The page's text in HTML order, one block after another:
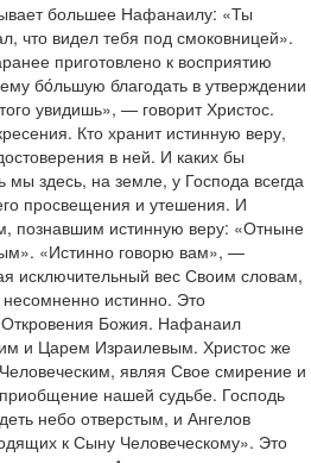
большее Нафанаилу: «Ты
что видел тебя под смоковницей».
приготовлено к восприятию
бóльшую благодать в утверждении
увидишь», — говорит Христос.
Кто хранит истинную веру,
в ней. И каких бы
мы здесь, на земле, у Господа всегда
просвещения и утешения. И
познавшим истинную веру: «Отныне
«Истинно говорю вам», —
исключительный вес Своим словам,
несомненно истинно. Это
Божия. Нафанаил
и Царем Израилевым. Христос же
являя Свое смирение и
нашей судьбе. Господь
небо отверстым, и Ангелов
к Сыну Человеческому». Это